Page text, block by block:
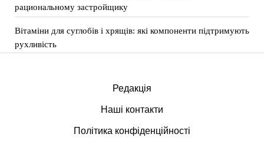
рациональному застройщику
Вітаміни для суглобів і хрящів: які компоненти підтримують
рухливість
Редакція
Наші контакти
Політика конфіденційності